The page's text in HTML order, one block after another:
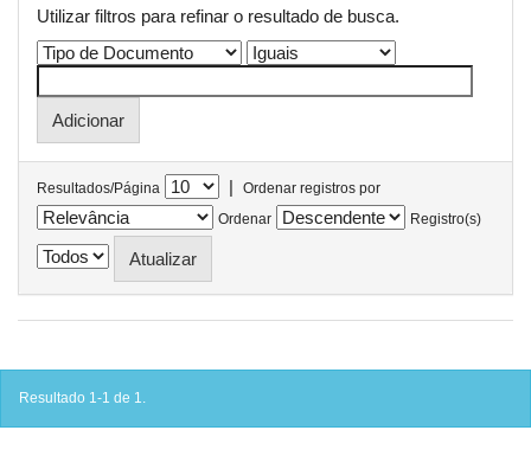
Utilizar filtros para refinar o resultado de busca.
Resultados/Página |
Ordenar registros por
Ordenar
Registro(s)
Resultado 1-1 de 1.